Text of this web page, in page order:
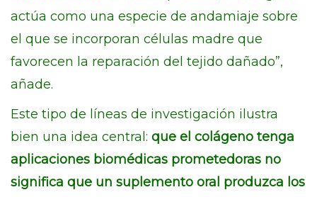
actúa como una especie de andamiaje sobre
el que se incorporan células madre que
favorecen la reparación del tejido dañado”,
añade.
Este tipo de líneas de investigación ilustra
bien una idea central: que el colágeno tenga
aplicaciones biomédicas prometedoras no
significa que un suplemento oral produzca los